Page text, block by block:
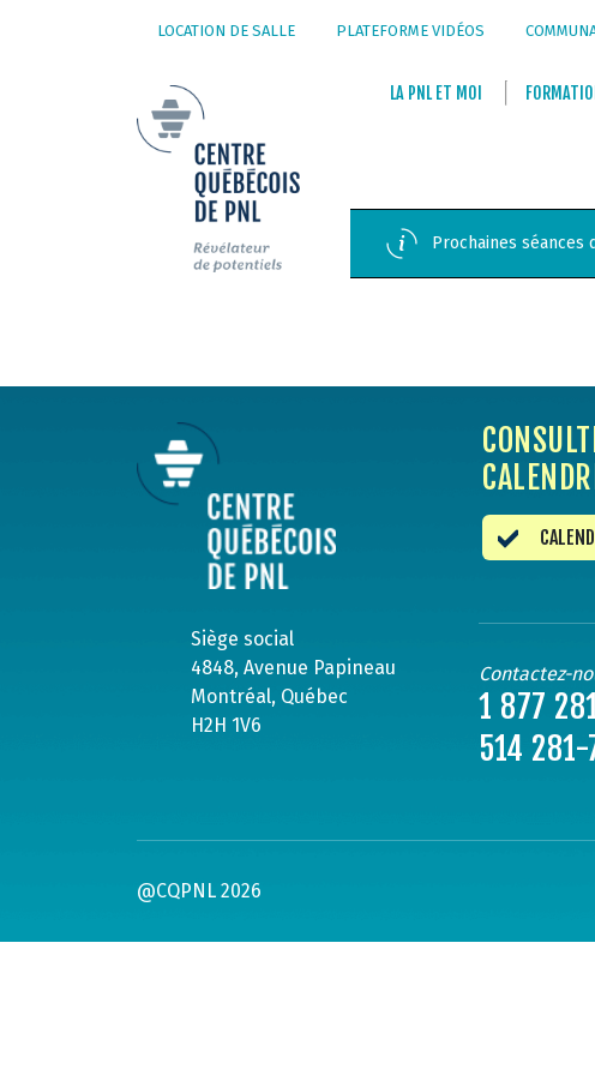
LOCATION DE SALLE PLATEFORME VIDÉOS
LA PNL ET MOI
Prochaines séances
Siège social
4848, Avenue Papineau
Montréal, Québec
H2H 1V6
Contactez-
1 877
514
@CQPNL 2026